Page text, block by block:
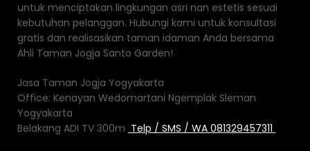
untuk menciptakan lingkungan asri nan estetis sesuai
kebutuhan pelanggan. Hubungi kami untuk konsultasi
gratis dan realisasikan taman idaman Anda bersama
Ahli Taman Jogja Santo Garden!
Jasa Taman Jogja Yogyakarta
Office: Kenayan Wedomartani Ngemplak Sleman
Yogyakarta
Belakang ADI TV 300m Telp / SMS / WA 081329457311